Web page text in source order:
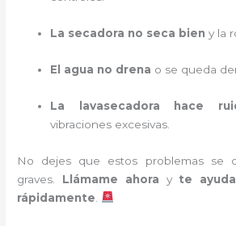
La secadora no seca bien y la
El agua no drena o se queda
La lavasecadora hace
vibraciones excesivas.
No dejes que estos problemas se
graves. Llámame ahora y te
rápidamente